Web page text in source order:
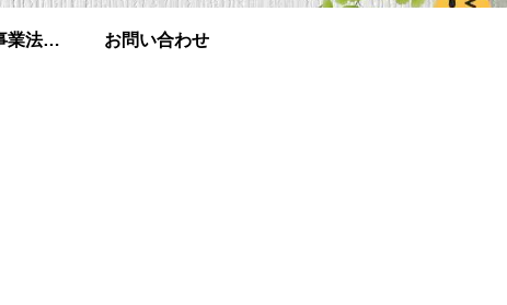
「改正電気通信事業法」及び「外部通信規律に関する事項」含む個人情報取扱いについて お問い合わせ